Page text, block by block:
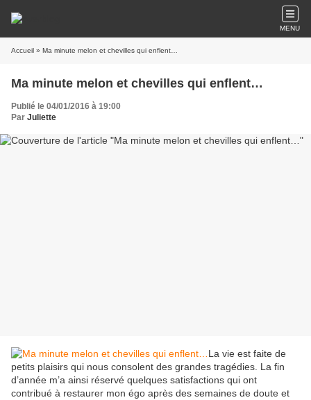
MENU
Accueil » Ma minute melon et chevilles qui enflent…
Ma minute melon et chevilles qui enflent…
Publié le 04/01/2016 à 19:00
Par Juliette
La vie est faite de
petits plaisirs qui nous consolent des grandes tragédies. La fin
d’année m’a ainsi réservé quelques satisfactions qui ont
contribué à restaurer mon égo après des semaines de doute et